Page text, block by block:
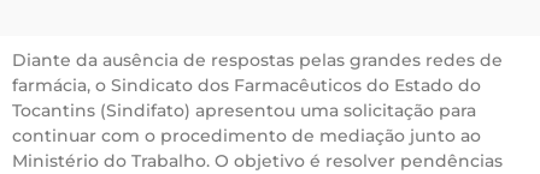
Diante da ausência de respostas pelas grandes redes de
farmácia, o Sindicato dos Farmacêuticos do Estado do
Tocantins (Sindifato) apresentou uma solicitação para
continuar com o procedimento de mediação junto ao
Ministério do Trabalho. O objetivo é resolver pendências